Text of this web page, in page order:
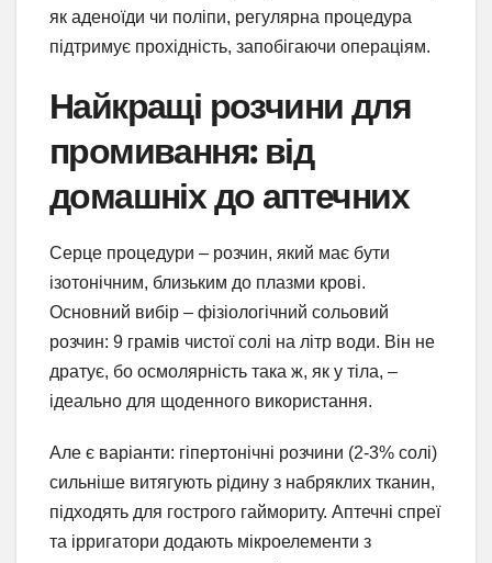
як аденоїди чи поліпи, регулярна процедура
підтримує прохідність, запобігаючи операціям.
Найкращі розчини для
промивання: від
домашніх до аптечних
Серце процедури – розчин, який має бути
ізотонічним, близьким до плазми крові.
Основний вибір – фізіологічний сольовий
розчин: 9 грамів чистої солі на літр води. Він не
дратує, бо осмолярність така ж, як у тіла, –
ідеально для щоденного використання.
Але є варіанти: гіпертонічні розчини (2-3% солі)
сильніше витягують рідину з набряклих тканин,
підходять для гострого гаймориту. Аптечні спреї
та ірригатори додають мікроелементи з